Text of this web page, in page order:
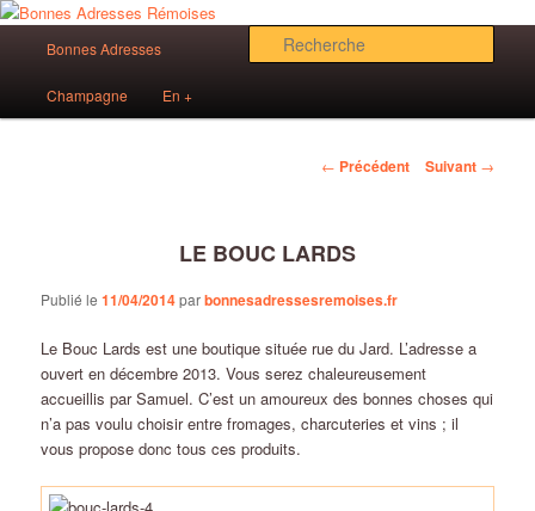
Aller
contenu
principalBonnes Adresses Rémoises
Des bonnes adresses sur Reims!
principal
Bonnes Adresses
Champagne En +
Navigation
← Précédent Suivant →
LE BOUC LARDS
Publié le11/04/2014parbonnesadressesremoises.fr
Le Bouc Lards est une boutique située rue du Jard. L’adresse a
ouvert en décembre 2013. Vous serez chaleureusement
accueillis par Samuel. C’est un amoureux des bonnes choses qui
n’a pas voulu choisir entre fromages, charcuteries et vins ; il
vous propose donc tous ces produits.